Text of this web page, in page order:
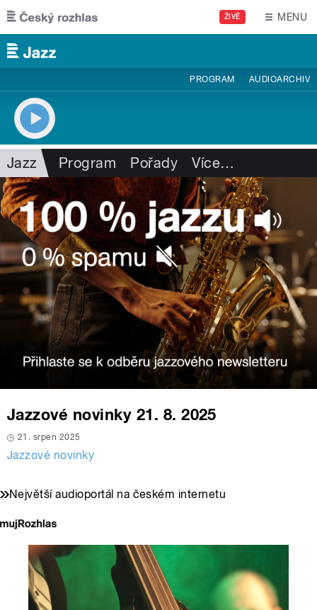
Přejít k hlavnímu obsahu
ŽIVĚ MENU
PROGRAM AUDIOARCHIV
Jazz Program Pořady Více…
Jazzové novinky 21. 8. 2025
21. srpen 2025
Jazzové novinky
Největší audioportál na českém internetu